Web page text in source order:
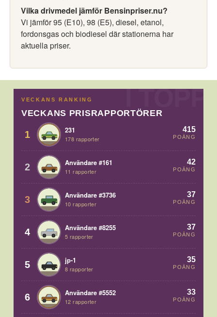
Vilka drivmedel jämför Bensinpriser.nu?
Vi jämför 95 (E10), 98 (E5), diesel, etanol,
fordonsgas och biodiesel där stationerna har
aktuella priser.
VECKANS RANKING
VECKANS PRISRAPPORTÖRER
1 231
178 rapporter
415
POÄNG
2 Användare #161
11 rapporter
42
POÄNG
3 Användare #3736
10 rapporter
37
POÄNG
4 Användare #8255
5 rapporter
37
POÄNG
5 jp-1
8 rapporter
35
POÄNG
6 Användare #5552
12 rapporter
33
POÄNG